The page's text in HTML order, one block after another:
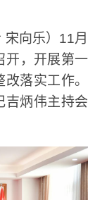
向乐）11月
开，开展第一
落实工作。
吉炳伟主持会